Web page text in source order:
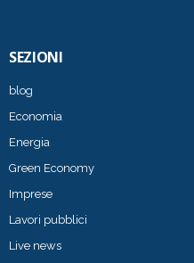
SEZIONI
blog
Economia
Energia
Green Economy
Imprese
Lavori pubblici
Live news